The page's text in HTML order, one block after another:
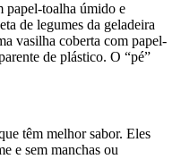
papel-toalha úmido e
de legumes da geladeira
vasilha coberta com papel-
de plástico. O “pé”
têm melhor sabor. Eles
e sem manchas ou